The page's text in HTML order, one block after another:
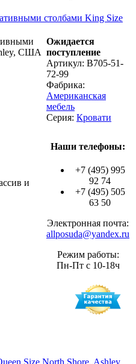
США
и
Ожидается
поступление
Артикул: B705-51-
72-99
Фабрика:
Американская
мебель
Серия: Кровати
Наши телефоны:
+7 (495) 995
92 74
+7 (495) 505
63 50
Электронная почта:
allposuda@yandex.ru
Режим работы:
Пн-Пт с 10-18ч